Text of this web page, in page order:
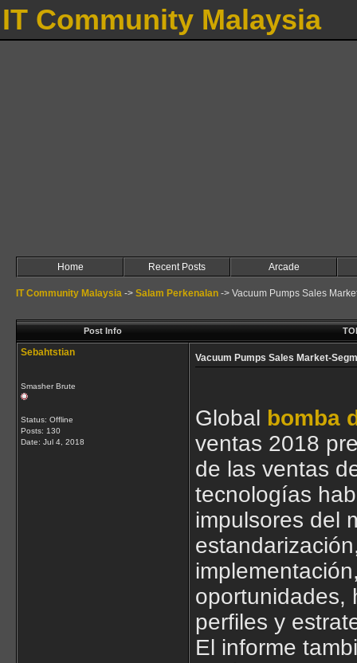
IT Community Malaysia
Home Recent Posts Arcade
IT Community Malaysia -> Salam Perkenalan -> Vacuum Pumps Sales
Post Info
Sebahtstian
Smasher Brute
Status: Offline
Posts: 130
Date: Jul 4, 2018
Vacuum Pumps Sales Market-
Global bomba
ventas 2018
de las ventas
tecnologías
impulsores del
oportunidades,
perfiles y
El informe